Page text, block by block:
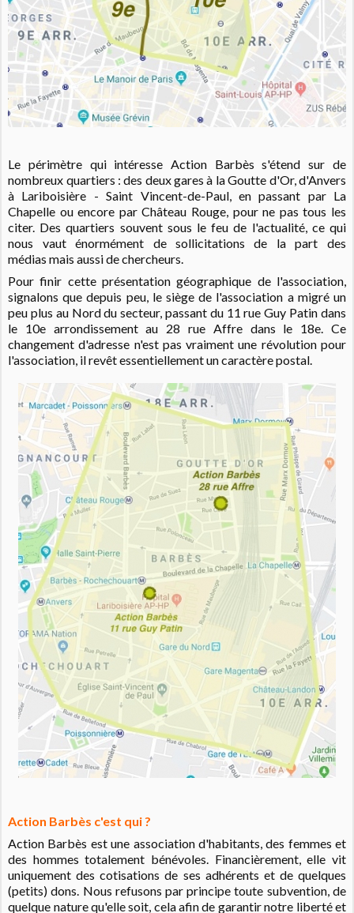
Le périmètre qui intéresse Action Barbès s'étend sur de
nombreux quartiers : des deux gares à la Goutte d'Or, d'Anvers
à Lariboisière - Saint Vincent-de-Paul, en passant par La
Chapelle ou encore par Château Rouge, pour ne pas tous les
citer. Des quartiers souvent sous le feu de l'actualité, ce qui
nous vaut énormément de sollicitations de la part des
médias mais aussi de chercheurs.
Pour finir cette présentation géographique de l'association,
signalons que depuis peu, le siège de l'association a migré un
peu plus au Nord du secteur, passant du 11 rue Guy Patin dans
le 10e arrondissement au 28 rue Affre dans le 18e. Ce
changement d'adresse n'est pas vraiment une révolution pour
l'association, il revêt essentiellement un caractère postal.
Action Barbès c'est qui ?
Action Barbès est une association d'habitants, des femmes et
des hommes totalement bénévoles. Financièrement, elle vit
uniquement des cotisations de ses adhérents et de quelques
(petits) dons. Nous refusons par principe toute subvention, de
quelque nature qu'elle soit, cela afin de garantir notre liberté et